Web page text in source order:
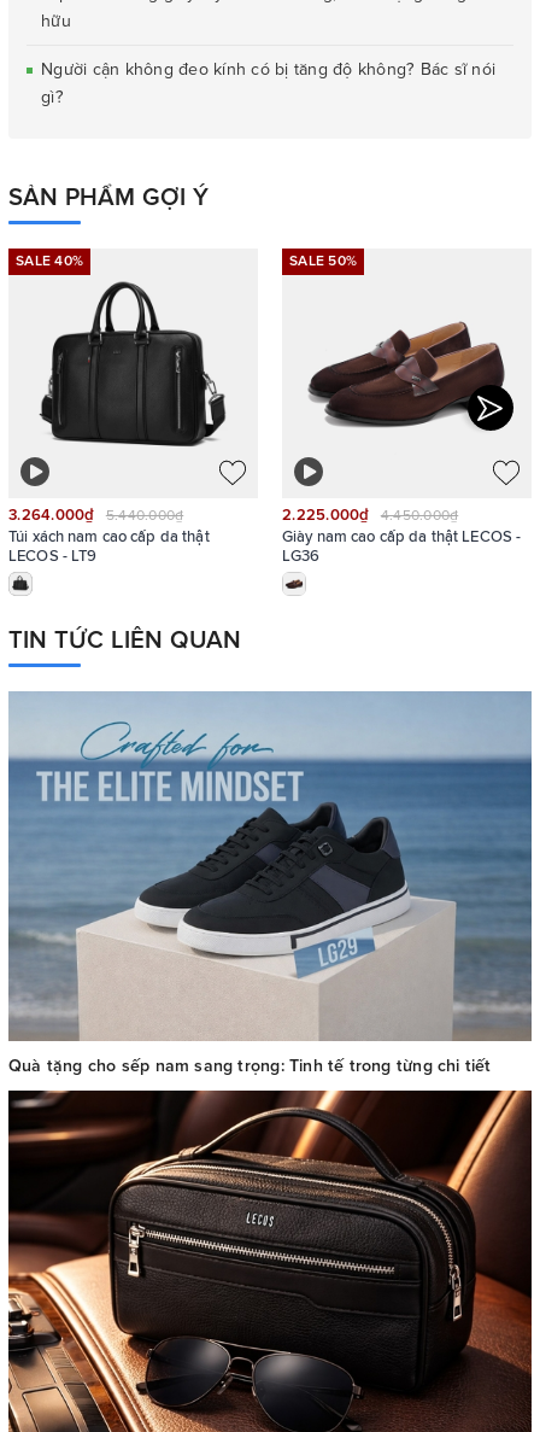
hữu
Người cận không đeo kính có bị tăng độ không? Bác sĩ nói
gì?
SẢN PHẨM GỢI Ý
SALE 40%
3.264.000₫ 5.440.000₫
Túi xách nam cao cấp da thật
LECOS - LT9
SALE 50%
2.225.000₫ 4.450.000₫
Giày nam cao cấp da thật LECOS -
LG36
TIN TỨC LIÊN QUAN
Quà tặng cho sếp nam sang trọng: Tinh tế trong từng chi tiết